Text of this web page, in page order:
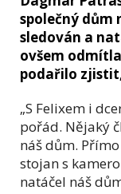
společný dům
sledován a
ovšem
podařilo
„S Felixem i
pořád. Nějaký
náš dům.
stojan s
natáčel náš